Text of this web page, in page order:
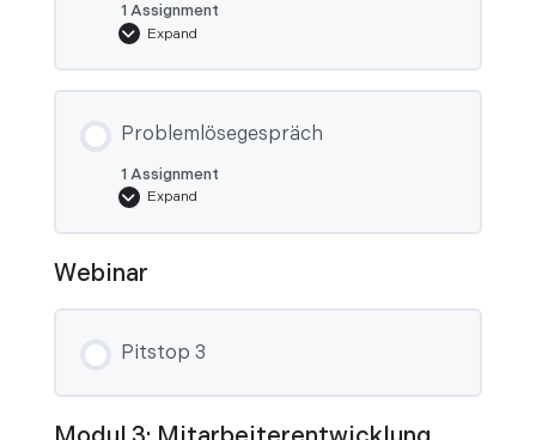
1 Assignment
Expand
Lösungsorientierung
Problemlösegespräch
1 Assignment
Expand
Problemlösegespräch
Webinar
Pitstop 3